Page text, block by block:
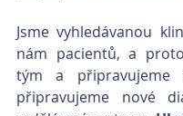
Jsme vyhledávanou
nám pacientů, a
tým a připravujeme
připravujeme nové